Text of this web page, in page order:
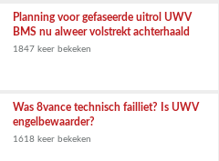
Planning voor gefaseerde uitrol UWV
BMS nu alweer volstrekt achterhaald
1847 keer bekeken
Was 8vance technisch failliet? Is UWV
engelbewaarder?
1618 keer bekeken